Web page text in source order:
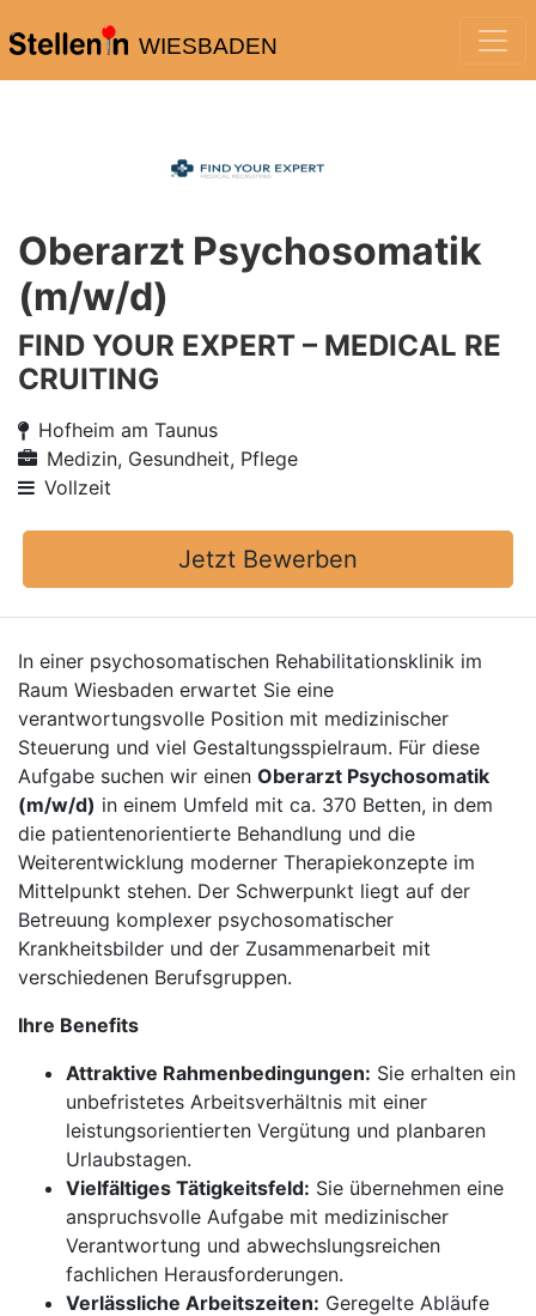
WIESBADEN
Oberarzt Psychosomatik
(m/w/d)
FIND YOUR EXPERT – MEDICAL RE
CRUITING
Hofheim am Taunus
Medizin, Gesundheit, Pflege
Vollzeit
Jetzt Bewerben
In einer psychosomatischen Rehabilitationsklinik im
Raum Wiesbaden erwartet Sie eine
verantwortungsvolle Position mit medizinischer
Steuerung und viel Gestaltungsspielraum. Für diese
Aufgabe suchen wir einen Oberarzt Psychosomatik
(m/w/d) in einem Umfeld mit ca. 370 Betten, in dem
die patientenorientierte Behandlung und die
Weiterentwicklung moderner Therapiekonzepte im
Mittelpunkt stehen. Der Schwerpunkt liegt auf der
Betreuung komplexer psychosomatischer
Krankheitsbilder und der Zusammenarbeit mit
verschiedenen Berufsgruppen.
Ihre Benefits
Attraktive Rahmenbedingungen: Sie erhalten ein
unbefristetes Arbeitsverhältnis mit einer
leistungsorientierten Vergütung und planbaren
Urlaubstagen.
Vielfältiges Tätigkeitsfeld: Sie übernehmen eine
anspruchsvolle Aufgabe mit medizinischer
Verantwortung und abwechslungsreichen
fachlichen Herausforderungen.
Verlässliche Arbeitszeiten: Geregelte Abläufe